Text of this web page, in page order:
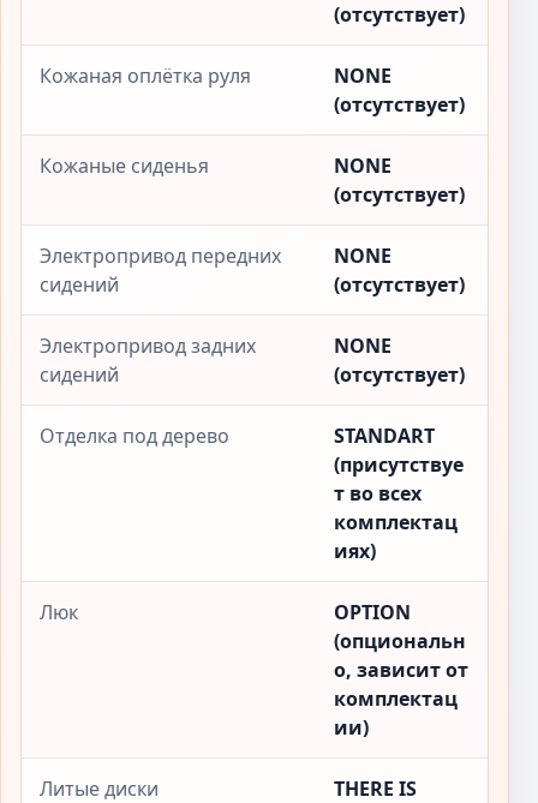
(отсутствует)
Кожаная оплётка руля
NONE
(отсутствует)
Кожаные сиденья
NONE
(отсутствует)
Электропривод передних
сидений
NONE
(отсутствует)
Электропривод задних
сидений
NONE
(отсутствует)
Отделка под дерево
STANDART
(присутствуе
т во всех
комплектац
иях)
Люк
OPTION
(опциональн
о, зависит от
комплектац
ии)
Литые диски
THERE IS